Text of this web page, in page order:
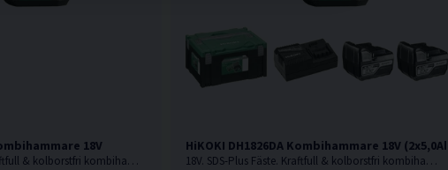
18V
18V. SDS-Plus Fäste. Kraftfull & kolborstfri kombihammare med hög effekt och borr-/mejslingshastighet. Levereras utan batteri och laddare.
HiKOKI DH1826DA Kombihammare 18V (2x5,0Ah)
18V. SDS-Plus Fäste. Kraftfull & kolborstfri kombihammare med hög effekt och borr-/mejslingshastighet.